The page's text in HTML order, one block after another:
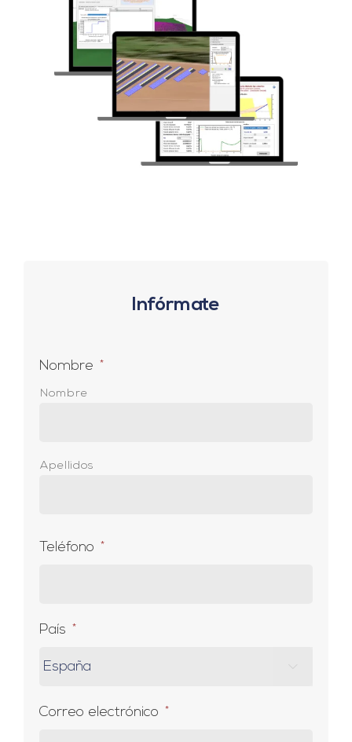
Infórmate
Nombre *
Nombre
Apellidos
Teléfono *
País *
Correo electrónico *